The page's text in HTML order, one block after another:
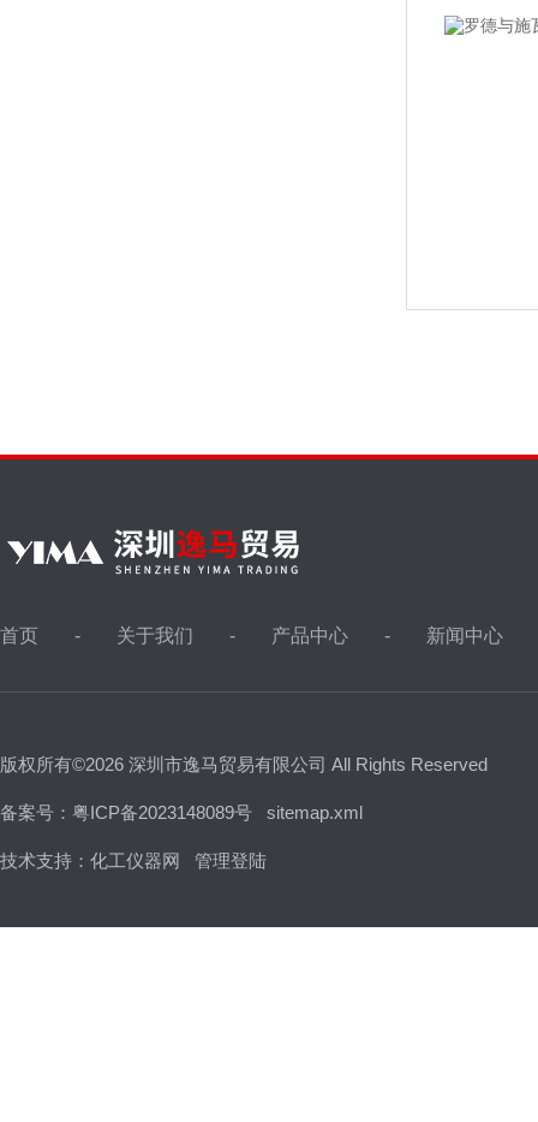
首页 关于我们 产品中心 新闻中心
版权所有©2026 深圳市逸马贸易有限公司 All Rights Reserved
备案号：粤ICP备2023148089号 sitemap.xml
技术支持： 化工仪器网 管理登陆